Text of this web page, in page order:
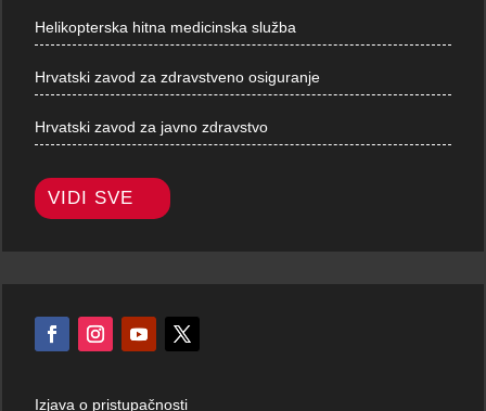
Helikopterska hitna medicinska služba
Hrvatski zavod za zdravstveno osiguranje
Hrvatski zavod za javno zdravstvo
VIDI SVE
Izjava o pristupačnosti